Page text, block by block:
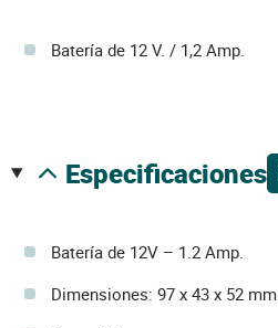
Batería de 12 V. / 1,2 Amp.
especificaciones
Batería de 12V – 1.2 Amp.
Dimensiones: 97 x 43 x 52 mm